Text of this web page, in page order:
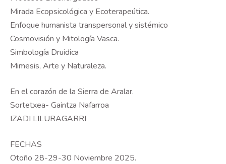
Mirada Ecopsicológica y Ecoterapeútica.
Enfoque humanista transpersonal y sistémico
Cosmovisión y Mitología Vasca.
Simbología Druidica
Mimesis, Arte y Naturaleza.
En el corazón de la Sierra de Aralar.
Sortetxea- Gaintza Nafarroa
IZADI LILURAGARRI
FECHAS
Otoño 28-29-30 Noviembre 2025.